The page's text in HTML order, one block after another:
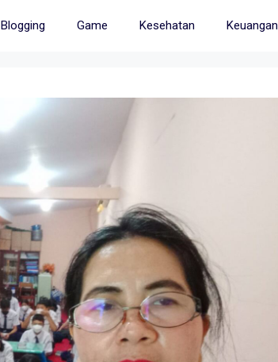
Blogging Game Kesehatan Keuangan